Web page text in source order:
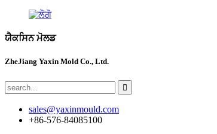
ਯੈਕਸਿਨ ਮੋਲਡ
ZheJiang Yaxin Mold Co., Ltd.
sales@yaxinmould.com
+86-576-84085100